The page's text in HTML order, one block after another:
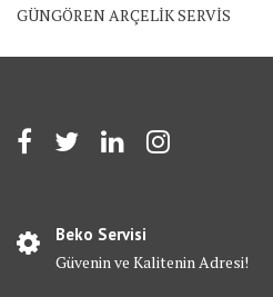
GÜNGÖREN ARÇELİK SERVİS
Beko Servisi
Güvenin ve Kalitenin Adresi!